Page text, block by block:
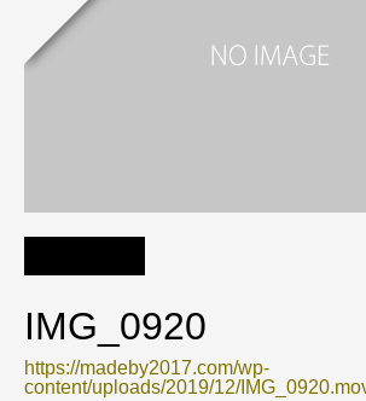
IMG_0920
https://madeby2017.com/wp-
content/uploads/2019/12/